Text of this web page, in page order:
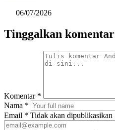
06/07/2026
Tinggalkan komentar
Komentar *
Nama *
Email * Tidak akan dipublikasikan